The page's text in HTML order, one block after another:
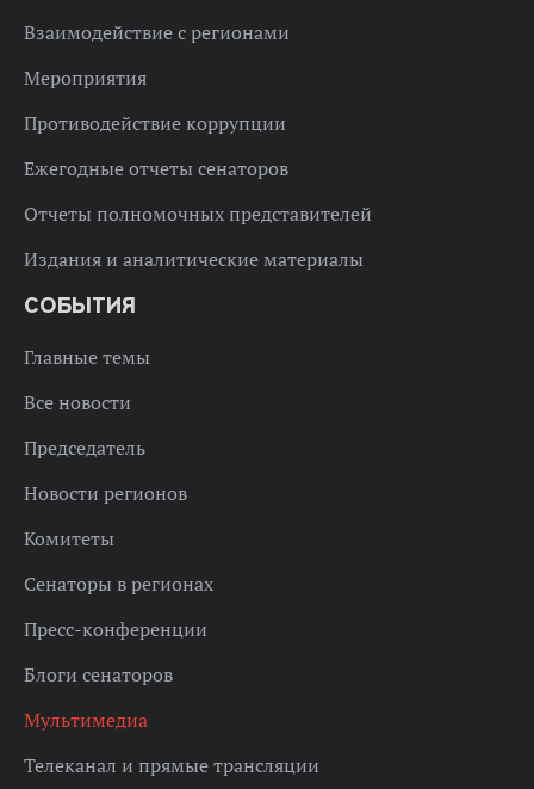
Взаимодействие с регионами
Мероприятия
Противодействие коррупции
Ежегодные отчеты сенаторов
Отчеты полномочных представителей
Издания и аналитические материалы
СОБЫТИЯ
Главные темы
Все новости
Председатель
Новости регионов
Комитеты
Сенаторы в регионах
Пресс-конференции
Блоги сенаторов
Мультимедиа
Телеканал и прямые трансляции